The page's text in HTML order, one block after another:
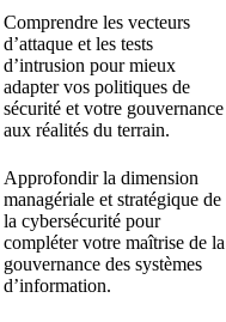
Comprendre les vecteurs
d’attaque et les tests
d’intrusion pour mieux
adapter vos politiques de
sécurité et votre gouvernance
aux réalités du terrain.
Approfondir la dimension
managériale et stratégique de
la cybersécurité pour
compléter votre maîtrise de la
gouvernance des systèmes
d’information.